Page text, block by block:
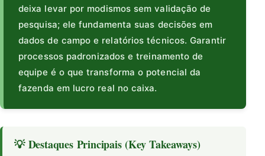
deixa levar por modismos sem validação de
pesquisa; ele fundamenta suas decisões em
dados de campo e relatórios técnicos. Garantir
processos padronizados e treinamento de
equipe é o que transforma o potencial da
fazenda em lucro real no caixa.
💡 Destaques Principais (Key Takeaways)